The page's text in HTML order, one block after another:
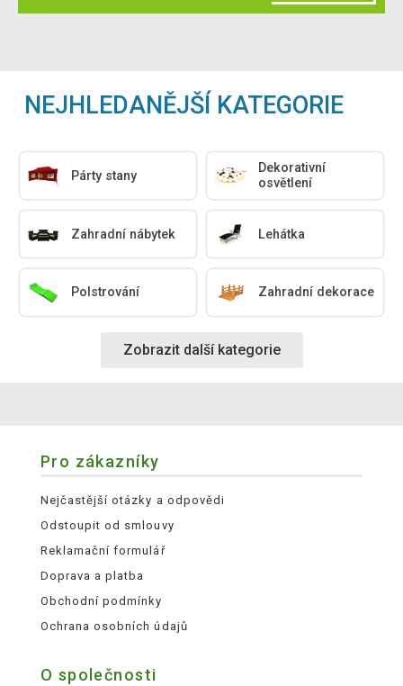
NEJHLEDANĚJŠÍ KATEGORIE
Párty stany
Dekorativní
osvětlení
Zahradní nábytek Lehátka
Polstrování Zahradní dekorace
Zobrazit další kategorie
Pro zákazníky
Nejčastější otázky a odpovědi
Odstoupit od smlouvy
Reklamační formulář
Doprava a platba
Obchodní podmínky
Ochrana osobních údajů
O společnosti